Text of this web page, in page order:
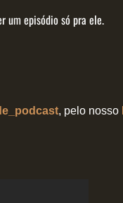
um episódio só pra ele.
, pelo nosso